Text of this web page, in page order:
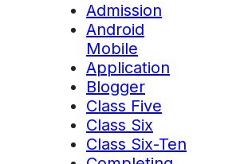
Admission
Android
Mobile
Application
Blogger
Class Five
Class Six
Class Six-Ten